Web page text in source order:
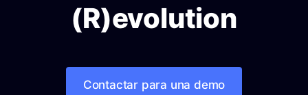
(R)evolution
Contactar para una demo